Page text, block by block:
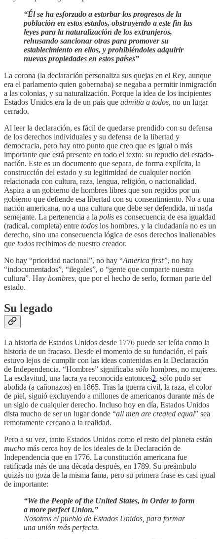
“Él se ha esforzado a estorbar los progresos de la
población en estos estados, obstruyendo a este fin las
leyes para la naturalización de los extranjeros,
rehusando sancionar otras para promover su
establecimiento en ellos, y prohibiéndoles adquirir
nuevas propiedades en estos países”
La corona (la declaración personaliza sus quejas en el Rey, aunque
era el parlamento quien gobernaba) se negaba a permitir inmigración
a las colonias, y su naturalización. Porque la idea de los incipientes
Estados Unidos era la de un país que admitía a todos, no un lugar
cerrado.
Al leer la declaración, es fácil de quedarse prendido con su defensa
de los derechos individuales y su defensa de la libertad y
democracia, pero hay otro punto que creo que es igual o más
importante que está presente en todo el texto: su repudio del estado-
nación. Este es un documento que separa, de forma explícita, la
construcción del estado y su legitimidad de cualquier noción
relacionada con cultura, raza, lengua, religión, o nacionalidad.
Aspira a un gobierno de hombres libres que son regidos por un
gobierno que defiende esa libertad con su consentimiento. No a una
nación americana, no a una cultura que debe ser defendida, ni nada
semejante. La pertenencia a la polis es consecuencia de esa igualdad
(radical, completa) entre todos los hombres, y la ciudadanía no es un
derecho, sino una consecuencia lógica de esos derechos inalienables
que todos recibimos de nuestro creador.
No hay “prioridad nacional”, no hay “America first”, no hay
“indocumentados”, “ilegales”, o “gente que comparte nuestra
cultura”. Hay hombres, que por el hecho de serlo, forman parte del
estado.
Su legado
La historia de Estados Unidos desde 1776 puede ser leída como la
historia de un fracaso. Desde el momento de su fundación, el país
estuvo lejos de cumplir con las ideas contenidas en la Declaración
de Independencia. “Hombres” significaba sólo hombres, no mujeres.
La esclavitud, una lacra ya reconocida entonces2, sólo pudo ser
abolida (a cañonazos) en 1865. Tras la guerra civil, la raza, el color
de piel, siguió excluyendo a millones de americanos durante más de
un siglo de cualquier derecho. Incluso hoy en día, Estados Unidos
dista mucho de ser un lugar donde “all men are created equal” sea
remotamente cercano a la realidad.
Pero a su vez, tanto Estados Unidos como el resto del planeta están
mucho más cerca hoy de los ideales de la Declaración de
Independencia que en 1776. La constitución americana fue
ratificada más de una década después, en 1789. Su preámbulo
quizás no goza de la misma fama, pero su primera frase es casi igual
de importante:
“We the People of the United States, in Order to form
a more perfect Union,”
Nosotros el pueblo de Estados Unidos, para formar
una unión más perfecta.